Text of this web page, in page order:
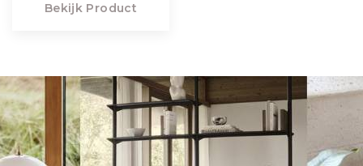
Bekijk Product